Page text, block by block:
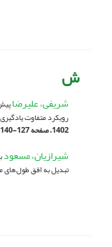
ش
شریفی، علیرضا
رویکرد متفاوت
1402، صفحه 127-140]
شیرازیان، مسعود
تبدیل به افق طول‌های